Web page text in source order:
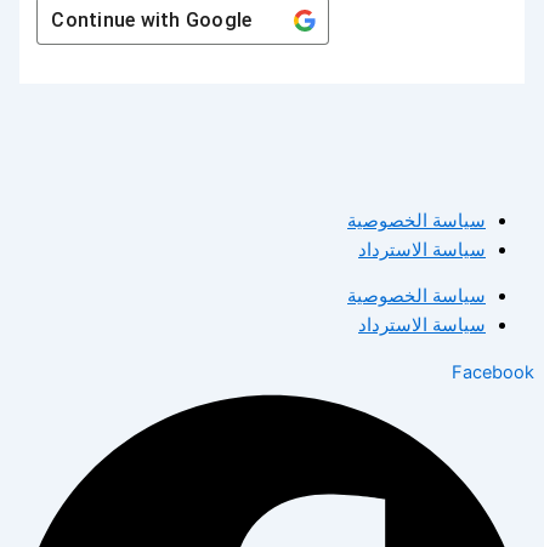
Continue withGoogle
سياسة الخصوصية
سياسة الاسترداد
سياسة الخصوصية
سياسة الاسترداد
Facebook